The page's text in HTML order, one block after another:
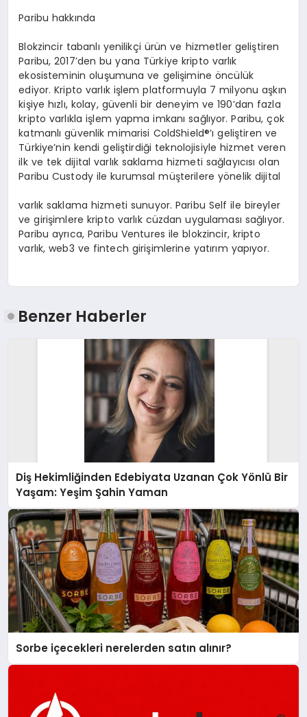
Paribu hakkında
Blokzincir tabanlı yenilikçi ürün ve hizmetler geliştiren
Paribu, 2017’den bu yana Türkiye kripto varlık
ekosisteminin oluşumuna ve gelişimine öncülük
ediyor. Kripto varlık işlem platformuyla 7 milyonu aşkın
kişiye hızlı, kolay, güvenli bir deneyim ve 190’dan fazla
kripto varlıkla işlem yapma imkanı sağlıyor. Paribu, çok
katmanlı güvenlik mimarisi ColdShield®’ı geliştiren ve
Türkiye’nin kendi geliştirdiği teknolojisiyle hizmet veren
ilk ve tek dijital varlık saklama hizmeti sağlayıcısı olan
Paribu Custody ile kurumsal müşterilere yönelik dijital
varlık saklama hizmeti sunuyor. Paribu Self ile bireyler
ve girişimlere kripto varlık cüzdan uygulaması sağlıyor.
Paribu ayrıca, Paribu Ventures ile blokzincir, kripto
varlık, web3 ve fintech girişimlerine yatırım yapıyor.
Benzer Haberler
Diş Hekimliğinden Edebiyata Uzanan Çok Yönlü Bir
Yaşam: Yeşim Şahin Yaman
Sorbe içecekleri nerelerden satın alınır?